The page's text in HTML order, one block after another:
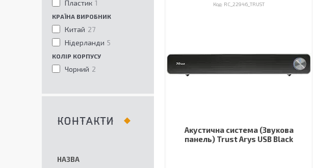
RC_22946_TRUST
Акустична система (Звукова
панель) Trust Arys USB Black
Пластик 1
КРАЇНА ВИРОБНИК
Китай 27
Нідерланди 5
КОЛІР КОРПУСУ
Чорний 2
КОНТАКТИ